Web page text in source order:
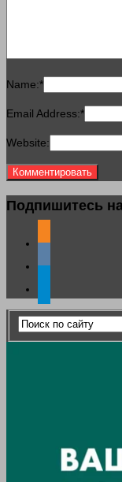
Name:*
Email Address:*
Website:
Подпишитесь